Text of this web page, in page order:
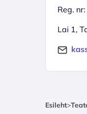
Reg.
Lai 1,
Esileht>